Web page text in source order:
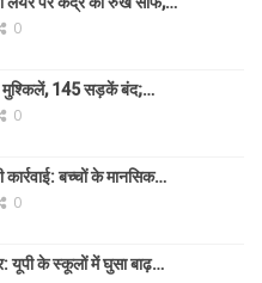
0
मुश्किलें, 145 सड़कें बंद;…
0
बच्चों के मानसिक…
0
यूपी के स्कूलों में घुसा बाढ़…